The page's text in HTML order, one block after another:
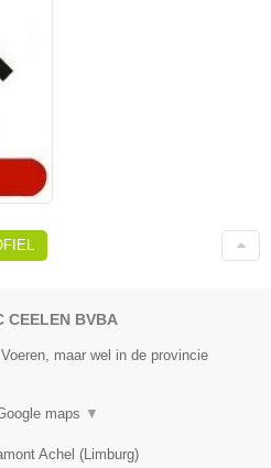
CEELEN BVBA
maar wel in de provincie
maps ▼
Achel (Limburg)